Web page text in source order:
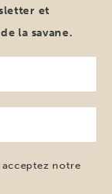
et
la savane.
notre